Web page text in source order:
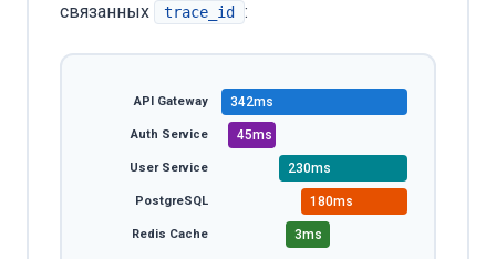
связанных
trace_id :
API Gateway 342ms
Auth Service 45ms
User Service 230ms
PostgreSQL 180ms
Redis Cache 3ms